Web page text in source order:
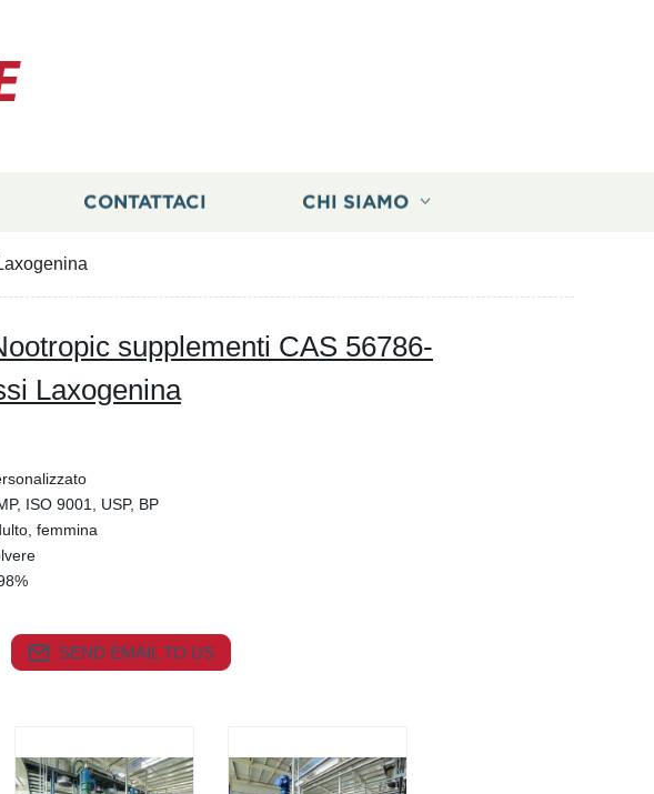
CONTATTACI CHI SIAMO
supplementi CAS 56786-
Laxogenina
ISO 9001, USP, BP
femmina
SEND EMAIL TO US